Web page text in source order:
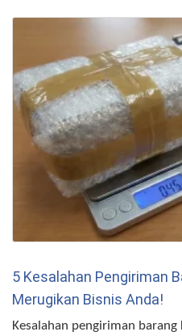
5 Kesalahan Pengiriman
Merugikan Bisnis Anda!
Kesalahan pengiriman